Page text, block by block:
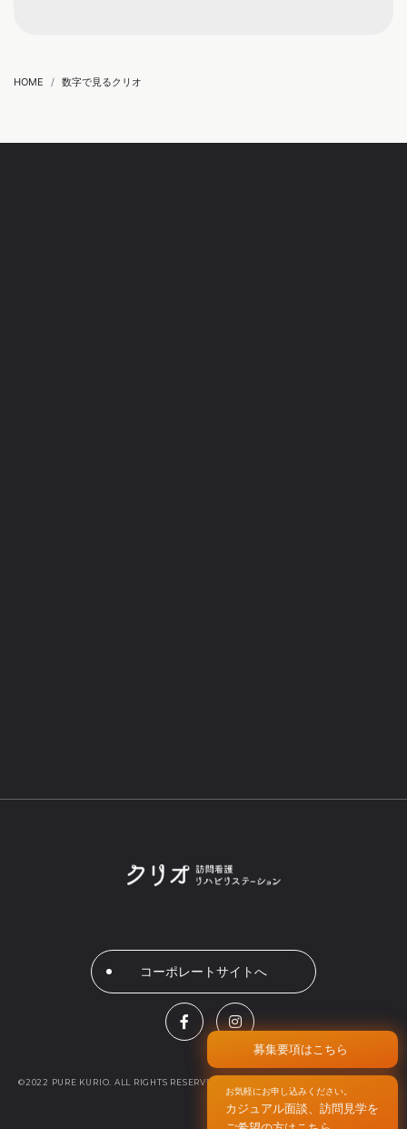
HOME 数字で見るクリオ
コーポレートサイトへ
©2022 PURE KURIO. ALL RIGHTS RESERVED.
募集要項はこちら
お気軽にお申し込みください。
カジュアル面談、訪問見学を